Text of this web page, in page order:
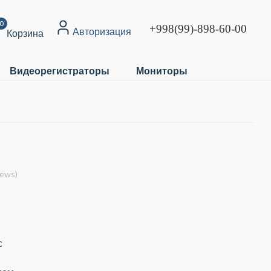
0
Корзина Авторизация +998(99)-898-60-00
Видеорегистраторы Мониторы